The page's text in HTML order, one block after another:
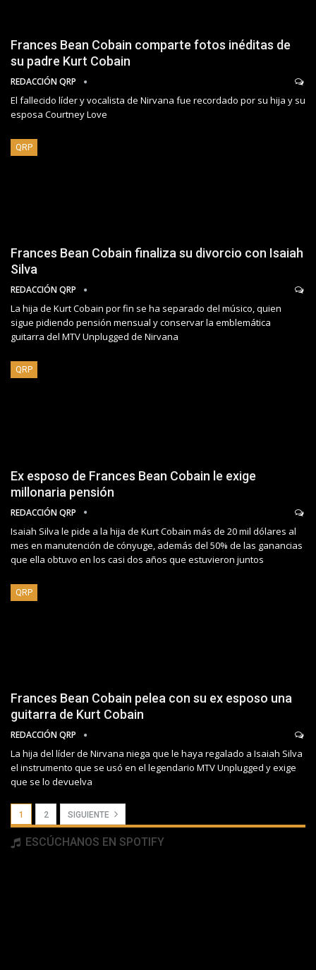
Frances Bean Cobain comparte fotos inéditas de
su padre Kurt Cobain
REDACCIÓN QRP
El fallecido líder y vocalista de Nirvana fue recordado por su hija y su
esposa Courtney Love
QRP
Frances Bean Cobain finaliza su divorcio con Isaiah
Silva
REDACCIÓN QRP
La hija de Kurt Cobain por fin se ha separado del músico, quien
sigue pidiendo pensión mensual y conservar la emblemática
guitarra del MTV Unplugged de Nirvana
QRP
Ex esposo de Frances Bean Cobain le exige
millonaria pensión
REDACCIÓN QRP
Isaiah Silva le pide a la hija de Kurt Cobain más de 20 mil dólares al
mes en manutención de cónyuge, además del 50% de las ganancias
que ella obtuvo en los casi dos años que estuvieron juntos
QRP
Frances Bean Cobain pelea con su ex esposo una
guitarra de Kurt Cobain
REDACCIÓN QRP
La hija del líder de Nirvana niega que le haya regalado a Isaiah Silva
el instrumento que se usó en el legendario MTV Unplugged y exige
que se lo devuelva
1 2 SIGUIENTE
ESCÚCHANOS EN SPOTIFY